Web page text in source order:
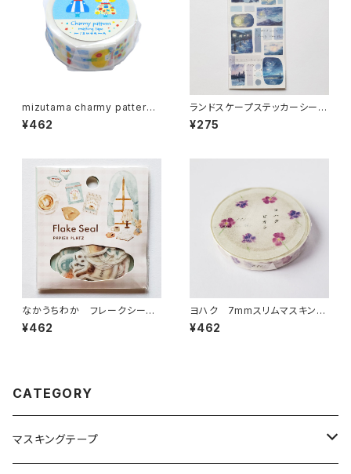
mizutama charmy pattern
マスキングテープ うきうきちゃ
ん
¥462
ランドスケープステッカーシール
81446 月明り
¥275
なかうちわか フレークシー
ル うさぎさんと珈琲
¥462
ヨハク 7mmスリムマスキング
テープ ビオラ L-004
¥462
CATEGORY
マスキングテープ